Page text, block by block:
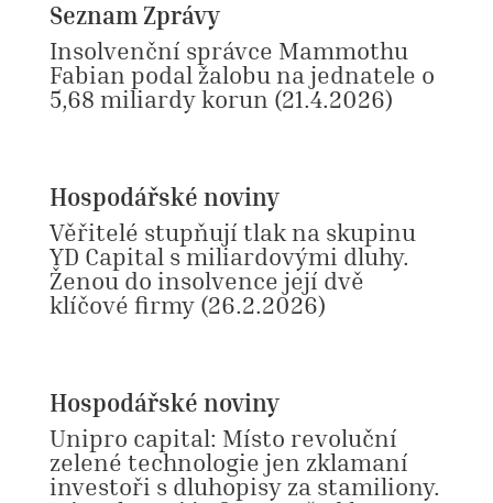
Seznam Zprávy
Insolvenční správce Mammothu
Fabian podal žalobu na jednatele o
5,68 miliardy korun (21.4.2026)
Hospodářské noviny
Věřitelé stupňují tlak na skupinu
YD Capital s miliardovými dluhy.
Ženou do insolvence její dvě
klíčové firmy (26.2.2026)
Hospodářské noviny
Unipro capital: Místo revoluční
zelené technologie jen zklamaní
investoři s dluhopisy za stamiliony.